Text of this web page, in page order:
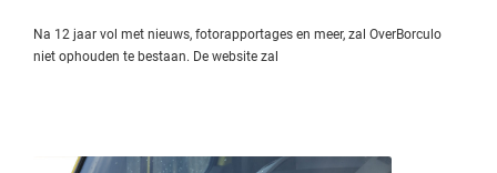
Na 12 jaar vol met nieuws, fotorapportages en meer, zal OverBorculo
niet ophouden te bestaan. De website zal